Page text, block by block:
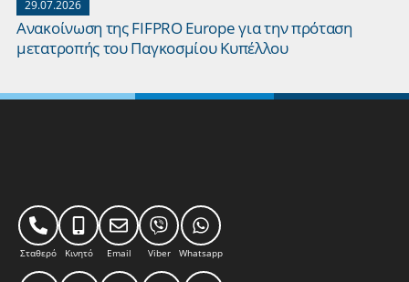
29.07.2026
Ανακοίνωση της FIFPRO Europe για την πρόταση
μετατροπής του Παγκοσμίου Κυπέλλου
Σταθερό Κινητό Email Viber Whatsapp